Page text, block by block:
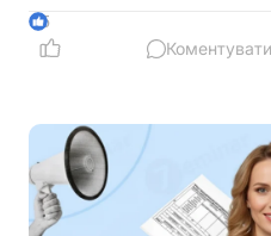
ДПС, після переходу на
та чи потрібно
5
Коментувати